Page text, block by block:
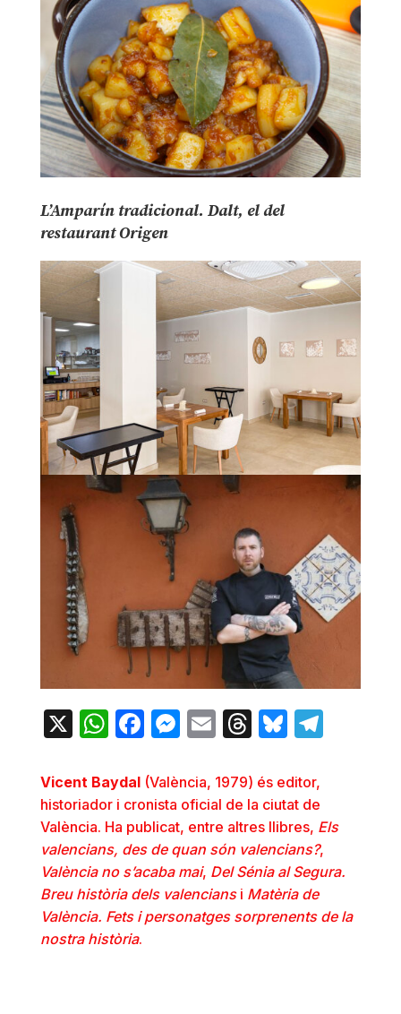
L’Amparín tradicional. Dalt, el del
restaurant Origen
X WhatsApp
Facebook
Messenger
EmailThreads
Bluesky
Vicent Baydal(València, 1979) és editor,
historiador i cronista oficial de la ciutat de
València. Ha publicat, entre altres llibres, Els
valencians, des de quan són valencians?,
València no s’acaba mai, Del Sénia al Segura.
Breu història dels valencians i Matèria de
València. Fets i personatges sorprenents de la
nostra història.